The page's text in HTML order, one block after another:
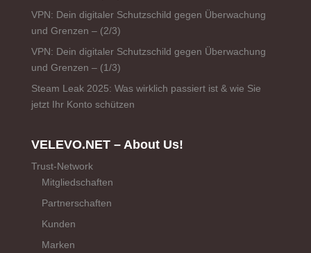
VPN: Dein digitaler Schutzschild gegen Überwachung
und Grenzen – (2/3)
VPN: Dein digitaler Schutzschild gegen Überwachung
und Grenzen – (1/3)
Steam Leak 2025: Was wirklich passiert ist & wie Sie
jetzt Ihr Konto schützen
VELEVO.NET – About Us!
Trust-Network
Mitgliedschaften
Partnerschaften
Kunden
Marken